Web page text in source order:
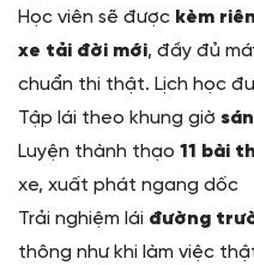
Học viên sẽ được kèm
xe tải đời mới, đầy đủ
chuẩn thi thật. Lịch học
Tập lái theo khung giờ
Luyện thành thạo 11 bài
xe, xuất phát ngang dốc
Trải nghiệm lái đường
thông như khi làm việc